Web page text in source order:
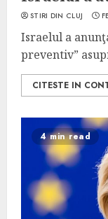
STIRI DIN CLUJ
Israelul a
preventiv”
CITESTE IN
4 min read